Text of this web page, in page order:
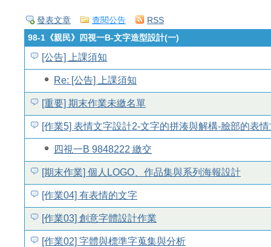
發表文章 查閱公告
RSS
98-1《親民》四視一B-文字造型設計(一)
[公告] 上課須知
Re: [公告] 上課須知
[重要] 期末作業未繳名單
[作業5] 表情文字設計2-文字的拼湊與解構-臉部的表
四視一B 9848222 繳交
[期末作業] 個人LOGO、作品集與系列海報設計
[作業04] 有表情的文字
[作業03] 創意字體設計作業
[作業02] 字體與標準字蒐集與分析